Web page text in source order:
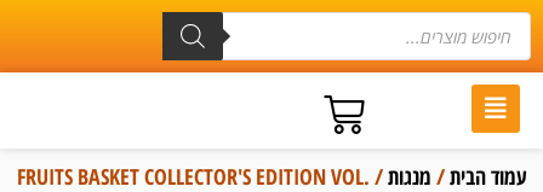
עמוד הבית/ מנגות
/ FRUITS BASKET COLLECTOR'S EDITION VOL.